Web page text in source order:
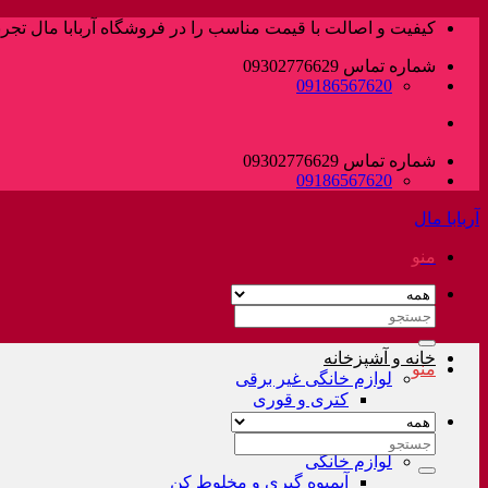
پرش
محتوا
کیفیت و اصالت با قیمت مناسب را در فروشگاه آربابا مال
شماره تماس 09302776629
09186567620
شماره تماس 09302776629
09186567620
آربابا مال
منو
جستجو
خانه و آشپزخانه
لوازم خانگی غیر برقی
کتری و قوری
لوازم خانگی
آبمیوه گیری و مخلوط کن
منو
جستجو
برای: